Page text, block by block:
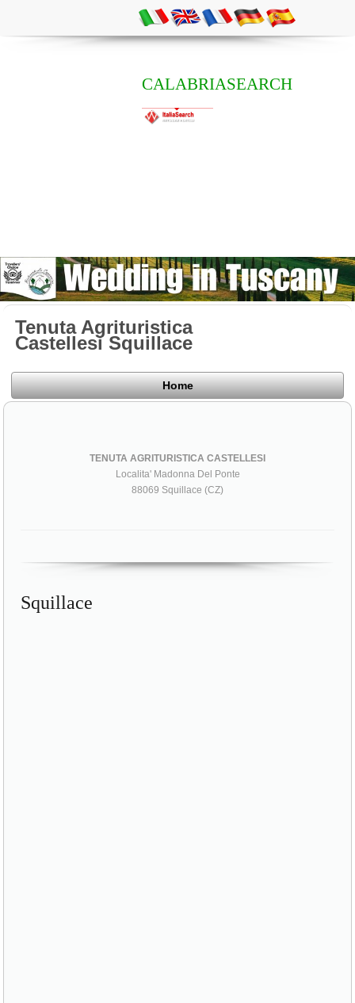
CALABRIASEARCH
Tenuta Agrituristica
Castellesi Squillace
Home
TENUTA AGRITURISTICA CASTELLESI
Localita' Madonna Del Ponte
88069 Squillace (CZ)
Squillace